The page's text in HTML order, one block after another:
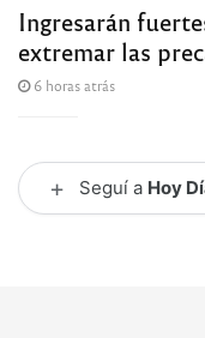
Ingresarán
extremar las
6 horas atrás
+ Seguí a Hoy